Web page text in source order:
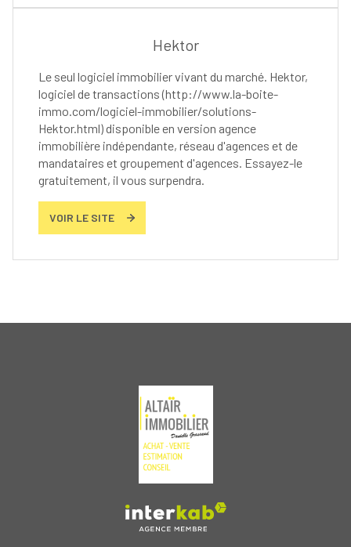
Hektor
Le seul logiciel immobilier vivant du marché. Hektor,
logiciel de transactions (http://www.la-boite-
immo.com/logiciel-immobilier/solutions-
Hektor.html) disponible en version agence
immobilière indépendante, réseau d'agences et de
mandataires et groupement d'agences. Essayez-le
gratuitement, il vous surpendra.
VOIR LE SITE